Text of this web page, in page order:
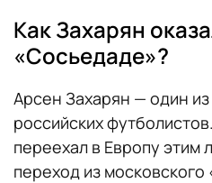
Как Захарян
«Сосьедаде»?
Арсен Захарян — один
российских
переехал в Европу этим
переход из